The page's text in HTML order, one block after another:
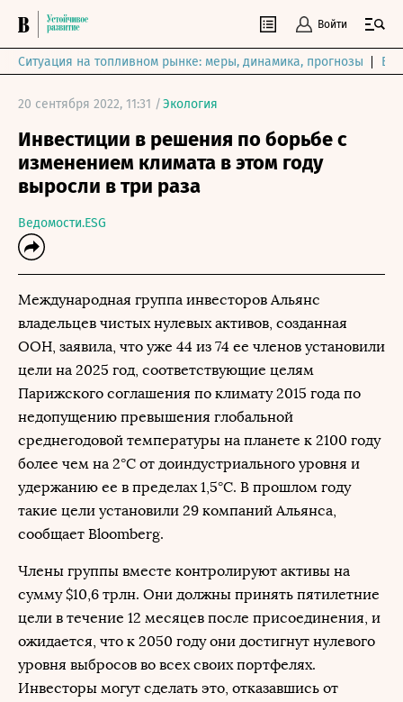
Войти
Ситуация на топливном рынке: меры, динамика, прогнозы
20 сентября 2022, 11:31 /Экология
Инвестиции в решения по борьбе с
изменением климата в этом году
выросли в три раза
Ведомости.ESG
Международная группа инвесторов Альянс
владельцев чистых нулевых активов, созданная
ООН, заявила, что уже 44 из 74 ее членов установили
цели на 2025 год, соответствующие целям
Парижского соглашения по климату 2015 года по
недопущению превышения глобальной
среднегодовой температуры на планете к 2100 году
более чем на 2°С от доиндустриального уровня и
удержанию ее в пределах 1,5°С. В прошлом году
такие цели установили 29 компаний Альянса,
сообщает Bloomberg.
Члены группы вместе контролируют активы на
сумму $10,6 трлн. Они должны принять пятилетние
цели в течение 12 месяцев после присоединения, и
ожидается, что к 2050 году они достигнут нулевого
уровня выбросов во всех своих портфелях.
Инвесторы могут сделать это, отказавшись от